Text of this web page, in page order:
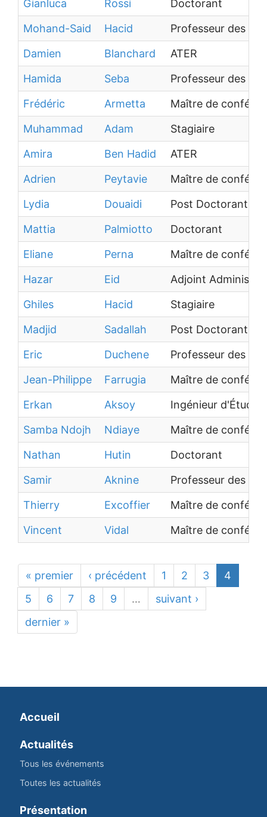
Gianluca
Rossi
Doctorant
Mohand-Said
Hacid
Professeur des
Damien
Blanchard
ATER
Hamida
Seba
Professeur des
Frédéric
Armetta
Maître de
Muhammad
Adam
Stagiaire
Amira
Ben Hadid
ATER
Adrien
Peytavie
Maître de
Lydia
Douaidi
Post Doctorant
Mattia
Palmiotto
Doctorant
Eliane
Perna
Maître de
Hazar
Eid
Adjoint
Ghiles
Hacid
Stagiaire
Madjid
Sadallah
Post Doctorant
Eric
Duchene
Professeur des
Jean-Philippe
Farrugia
Maître de
Erkan
Aksoy
Ingénieur d'Études
Samba Ndojh
Ndiaye
Maître de
Nathan
Hutin
Doctorant
Samir
Aknine
Professeur des
Thierry
Excoffier
Maître de
Vincent
Vidal Maître de
« premier ‹ précédent 1 2 3
4
5
6 7 8 9 …
suivant ›
dernier »
Accueil
Actualités
Tous les événements
Toutes les actualités
Présentation